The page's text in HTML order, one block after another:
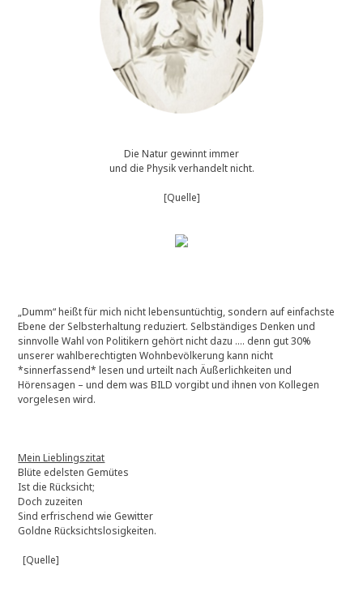
Die Natur gewinnt immer
und die Physik verhandelt nicht.
[Quelle]
„Dumm“ heißt für mich nicht lebensuntüchtig, sondern auf einfachste
Ebene der Selbsterhaltung reduziert. Selbständiges Denken und
sinnvolle Wahl von Politikern gehört nicht dazu …. denn gut 30%
unserer wahlberechtigten Wohnbevölkerung kann nicht
*sinnerfassend* lesen und urteilt nach Äußerlichkeiten und
Hörensagen – und dem was BILD vorgibt und ihnen von Kollegen
vorgelesen wird.
Mein Lieblingszitat
Blüte edelsten Gemütes
Ist die Rücksicht;
Doch zuzeiten
Sind erfrischend wie Gewitter
Goldne Rücksichtslosigkeiten.
[Quelle]